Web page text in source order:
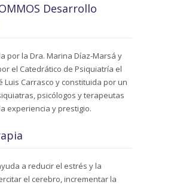
Desarrollo
por la Dra. Marina Díaz-Marsá y
el Catedrático de Psiquiatría el
Luis Carrasco y constituida por un
psicólogos y terapeutas
experiencia y prestigio.
a reducir el estrés y la
el cerebro, incrementar la